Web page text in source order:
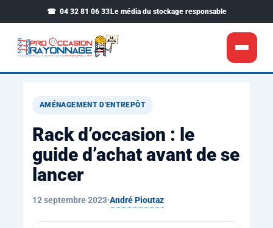
04 32 81 06 33 Le média du stockage responsable
Nos réalisations
AMÉNAGEMENT D'ENTREPÔT
Rack d’occasion : le
guide d’achat avant de se
lancer
12 septembre 2023·André Pioutaz